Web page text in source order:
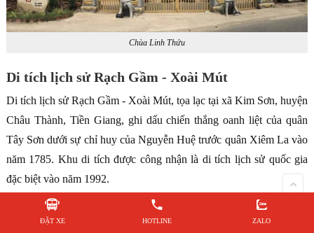
Chùa Linh Thứu
Di tích lịch sử Rạch Gầm - Xoài Mút
Di tích lịch sử Rạch Gầm - Xoài Mút, tọa lạc tại xã Kim Sơn, huyện
Châu Thành, Tiền Giang, ghi dấu chiến thắng oanh liệt của quân
Tây Sơn dưới sự chỉ huy của Nguyễn Huệ trước quân Xiêm La vào
năm 1785. Khu di tích được công nhận là di tích lịch sử quốc gia
đặc biệt vào năm 1992.
ĐẶT XE HOTLINE ZALO